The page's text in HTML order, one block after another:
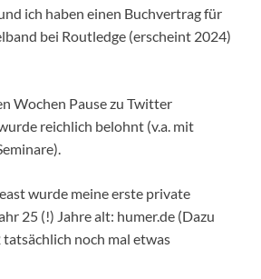
ich haben einen Buchvertrag für
bei Routledge (erscheint 2024)
Wochen Pause zu Twitter
reichlich belohnt (v.a. mit
wurde meine erste private
25 (!) Jahre alt: humer.de (Dazu
noch mal etwas